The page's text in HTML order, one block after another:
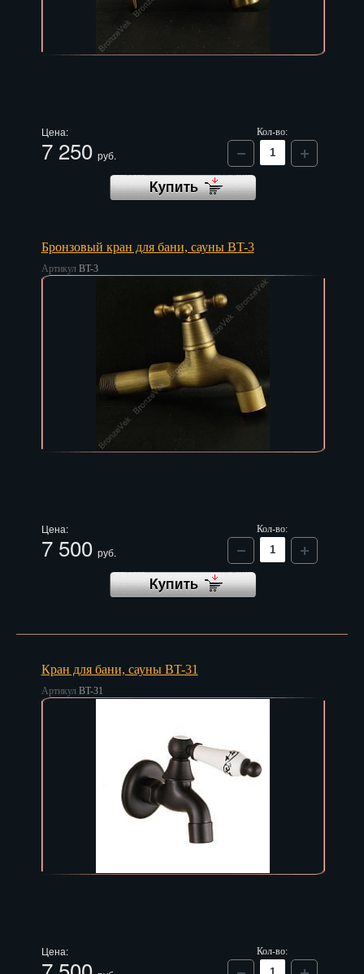
Цена:
7 250 руб.
Кол-во:
Бронзовый кран для бани, сауны BT-3
Артикул BT-3
Цена:
7 500 руб.
Кол-во:
Кран для бани, сауны BT-31
Артикул BT-31
Цена: Кол-во: